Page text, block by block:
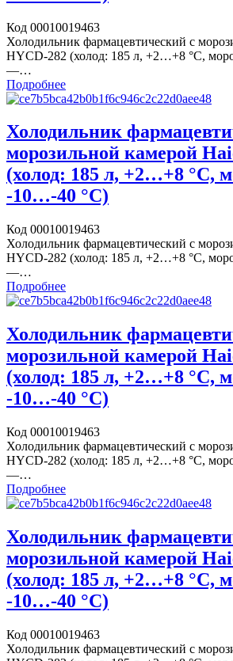
Код 00010019463
Холодильник фармацевтический с
HYCD-282 (холод: 185 л, +2…+8 °C,
—…
Подробнее
Холодильник
морозильной камерой
(холод: 185 л, +2…+8 °C,
-10…-40 °C)
Код 00010019463
Холодильник фармацевтический с
HYCD-282 (холод: 185 л, +2…+8 °C,
—…
Подробнее
Холодильник
морозильной камерой
(холод: 185 л, +2…+8 °C,
-10…-40 °C)
Код 00010019463
Холодильник фармацевтический с
HYCD-282 (холод: 185 л, +2…+8 °C,
—…
Подробнее
Холодильник
морозильной камерой
(холод: 185 л, +2…+8 °C,
-10…-40 °C)
Код 00010019463
Холодильник фармацевтический с